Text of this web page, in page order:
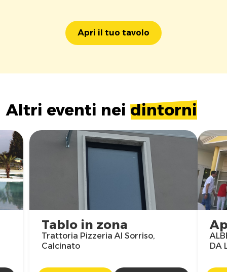
Apri il tuo tavolo
Altri eventi nei dintorni
Tablo in zona
Trattoria Pizzeria Al Sorriso,
Calcinato
DA